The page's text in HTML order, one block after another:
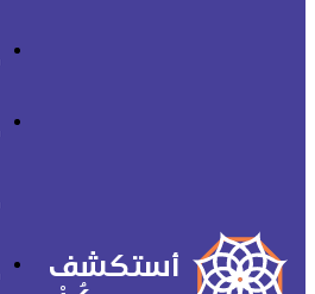
أستكشف